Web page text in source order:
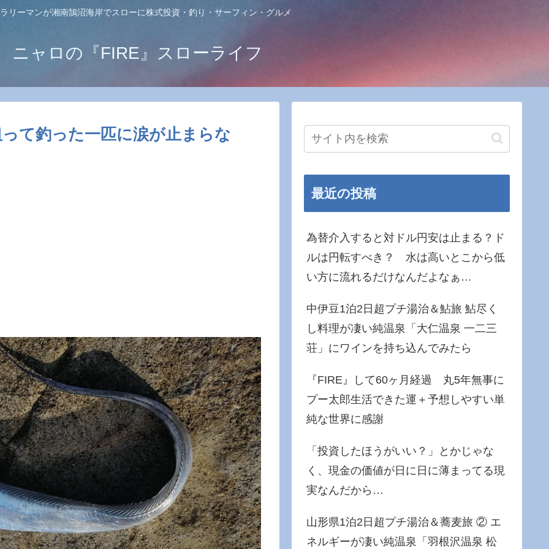
リーマンが湘南鵠沼海岸でスローに株式投資・釣り・サーフィン・グルメ
ニャロの『FIRE』スローライフ
て釣った一匹に涙が止まらな
最近の投稿
為替介入すると対ドル円安は止まる？ド
ルは円転すべき？ 水は高いとこから低
い方に流れるだけなんだよなぁ…
中伊豆1泊2日超プチ湯治＆鮎旅 鮎尽く
し料理が凄い純温泉「大仁温泉 一二三
荘」にワインを持ち込んでみたら
『FIRE』して60ヶ月経過 丸5年無事に
プー太郎生活できた運＋予想しやすい単
純な世界に感謝
「投資したほうがいい？」とかじゃな
く、現金の価値が日に日に薄まってる現
実なんだから…
山形県1泊2日超プチ湯治＆蕎麦旅 ② エ
ネルギーが凄い純温泉「羽根沢温泉 松